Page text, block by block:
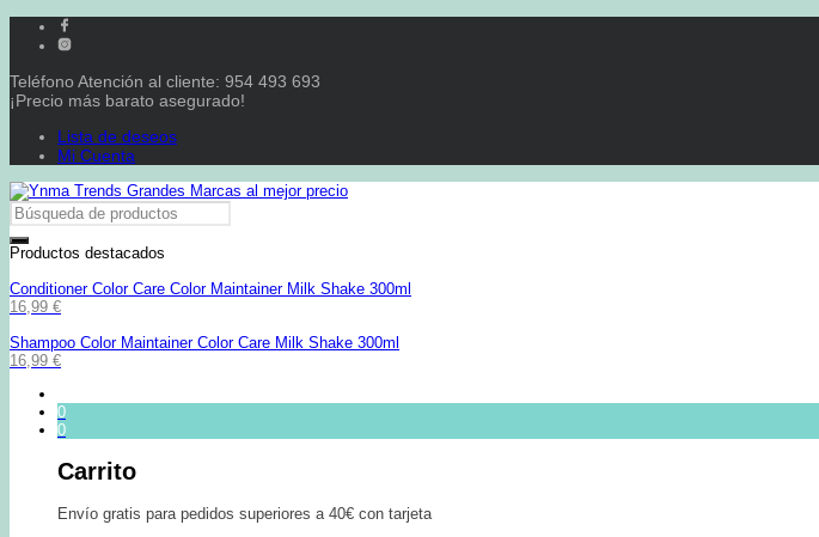
Teléfono Atención al cliente: 954 493 693
¡Precio más barato asegurado!
Lista de deseos
Mi Cuenta
Productos destacados
Conditioner Color Care Color Maintainer Milk Shake 300ml
16,99 €
Shampoo Color Maintainer Color Care Milk Shake 300ml
16,99 €
0
0
Carrito
Envío gratis para pedidos superiores a 40€ con tarjeta